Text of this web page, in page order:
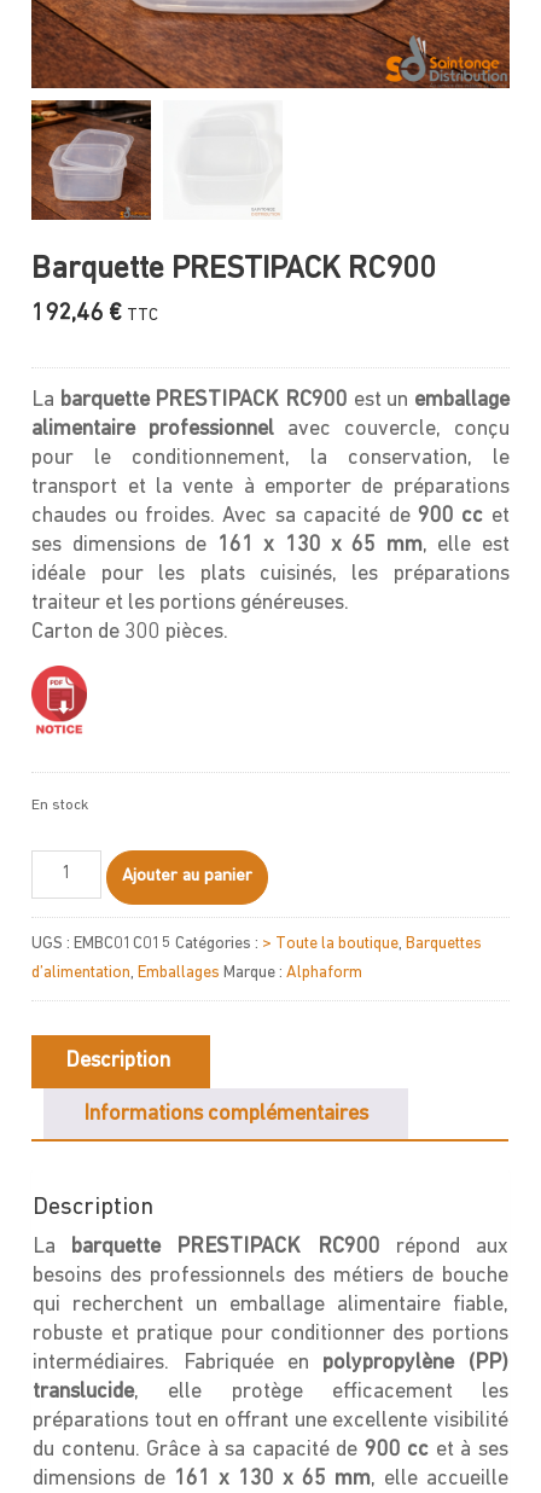
Barquette PRESTIPACK RC900
192,46 € TTC
La barquette PRESTIPACK RC900 est un emballage
alimentaire professionnel avec couvercle, conçu
pour le conditionnement, la conservation, le
transport et la vente à emporter de préparations
chaudes ou froides. Avec sa capacité de 900 cc et
ses dimensions de 161 x 130 x 65 mm, elle est
idéale pour les plats cuisinés, les préparations
traiteur et les portions généreuses.
Carton de 300 pièces.
En stock
quantité
Barquette
PRESTIPACK
RC900
Ajouter au panier
UGS : EMBC01C015 Catégories : > Toute la boutique, Barquettes
d’alimentation, Emballages Marque :Alphaform
Description
Informations complémentaires
Description
La barquette PRESTIPACK RC900 répond aux
besoins des professionnels des métiers de bouche
qui recherchent un emballage alimentaire fiable,
robuste et pratique pour conditionner des portions
intermédiaires. Fabriquée en polypropylène (PP)
translucide, elle protège efficacement les
préparations tout en offrant une excellente visibilité
du contenu. Grâce à sa capacité de 900 cc et à ses
dimensions de 161 x 130 x 65 mm, elle accueille